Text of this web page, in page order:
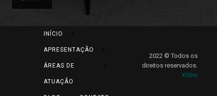
INÍCIO
APRESENTAÇÃO
ÁREAS DE
ATUAÇÃO
2022 © Todos os
direitos reservados.
XSlim